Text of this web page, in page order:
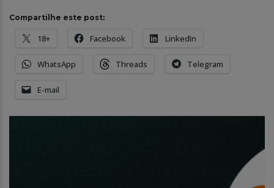
Compartilhe este post:
18+ Facebook LinkedIn
WhatsApp Threads Telegram
E-mail